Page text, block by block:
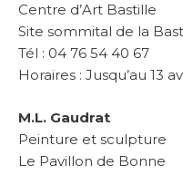
Centre d’Art Bastille
Site sommital de la
Tél : 04 76 54 40 67
Horaires : Jusqu’au 13
M.L. Gaudrat
Peinture et sculpture
Le Pavillon de Bonne